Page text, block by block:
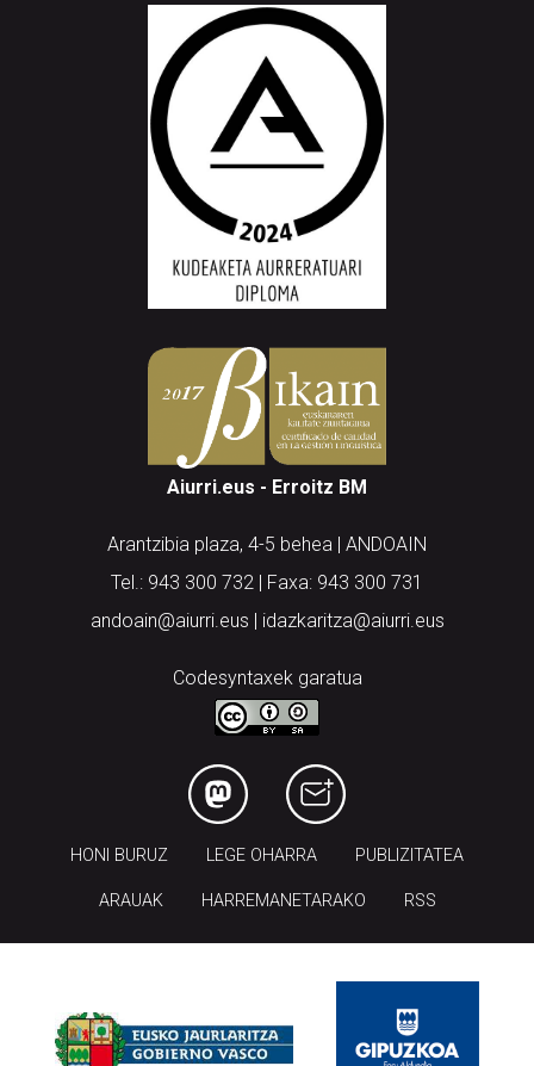
Aiurri.eus - Erroitz BM
Arantzibia plaza, 4-5 behea | ANDOAIN
Tel.: 943 300 732 | Faxa: 943 300 731
andoain@aiurri.eus | idazkaritza@aiurri.eus
Codesyntaxek garatua
HONI BURUZ LEGE OHARRA PUBLIZITATEA
ARAUAK HARREMANETARAKO RSS